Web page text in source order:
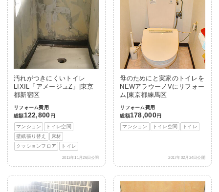
汚れがつきにくいトイレ
LIXIL「アメージュZ」|東京
都新宿区
リフォーム費用
総額122,800 円
マンション
トイレ空間
壁紙張り替え
床材
クッションフロア
トイレ
2013年11月26日公開
母のためにと実家のトイレを
NEWアラウーノVにリフォー
ム|東京都練馬区
リフォーム費用
総額178,000円
マンション
トイレ空間 トイレ
2017年02月24日公開